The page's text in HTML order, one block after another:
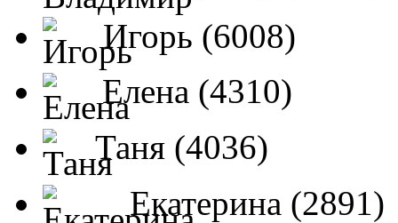
Игорь (6008)
Елена (4310)
Таня (4036)
Екатерина (2891)